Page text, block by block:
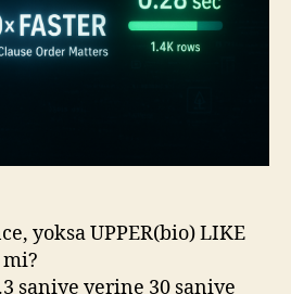
Performans
Farkı!
yoksa UPPER(bio) LIKE
mi?
saniye yerine 30 saniye